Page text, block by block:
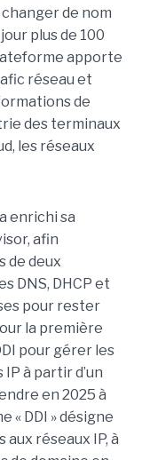
de nom
plus de 100
apporte
réseau et
de
des terminaux
les réseaux
enrichi sa
afin
de deux
DNS, DHCP et
pour rester
la première
pour gérer les
à partir d’un
en 2025 à
« DDI » désigne
réseaux IP, à